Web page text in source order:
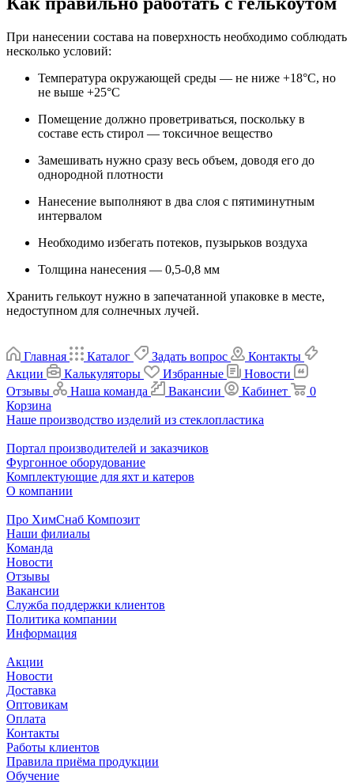
При нанесении состава на поверхность необходимо соблюдать
несколько условий:
Температура окружающей среды — не ниже +18°С, но
не выше +25°С
Помещение должно проветриваться, поскольку в
составе есть стирол — токсичное вещество
Замешивать нужно сразу весь объем, доводя его до
однородной плотности
Нанесение выполняют в два слоя с пятиминутным
интервалом
Необходимо избегать потеков, пузырьков воздуха
Толщина нанесения — 0,5-0,8 мм
Хранить гелькоут нужно в запечатанной упаковке в месте,
недоступном для солнечных лучей.
Главная Каталог Задать вопрос
Контакты
Акции
Калькуляторы Избранные
Новости
Отзывы
Наша команда Вакансии Кабинет
0
Корзина
Наше производство изделий из стеклопластика
Портал производителей и заказчиков
Фургонное оборудование
Комплектующие для яхт и катеров
О компании
Про ХимСнаб Композит
Наши филиалы
Команда
Новости
Отзывы
Вакансии
Служба поддержки клиентов
Политика компании
Информация
Акции
Новости
Доставка
Оптовикам
Оплата
Контакты
Работы клиентов
Правила приёма продукции
Обучение